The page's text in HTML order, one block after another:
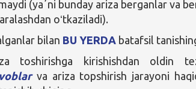
(yaʼni bunday ariza berganlar va
oʻtkaziladi).
bilan BU YERDA batafsil
toshirishga kirishishdan oldin
va ariza topshirish jarayoni